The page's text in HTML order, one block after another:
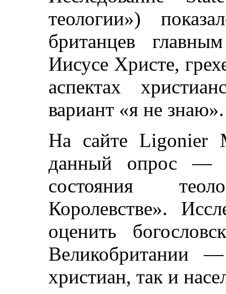
теологии»)
британцев
Иисусе Христе,
аспектах
вариант «я не знаю».
На сайте Ligonier
данный опрос —
состояния
Королевстве».
оценить
Великобритании
христиан, так и